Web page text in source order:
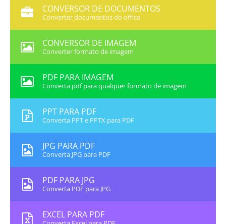
CONVERSOR DE DOCUMENTOS
Converter documentos do office
CONVERSOR DE IMAGEM
Converter formato de imagem
PDF PARA IMAGEM
Converta pdf para qualquer formato de imagem
PPT PARA PDF
Converta PPT e PPTX para PDF
JPG PARA PDF
Converta JPG para PDF
PDF PARA JPG
Converta PDF para JPG
EXCEL PARA PDF